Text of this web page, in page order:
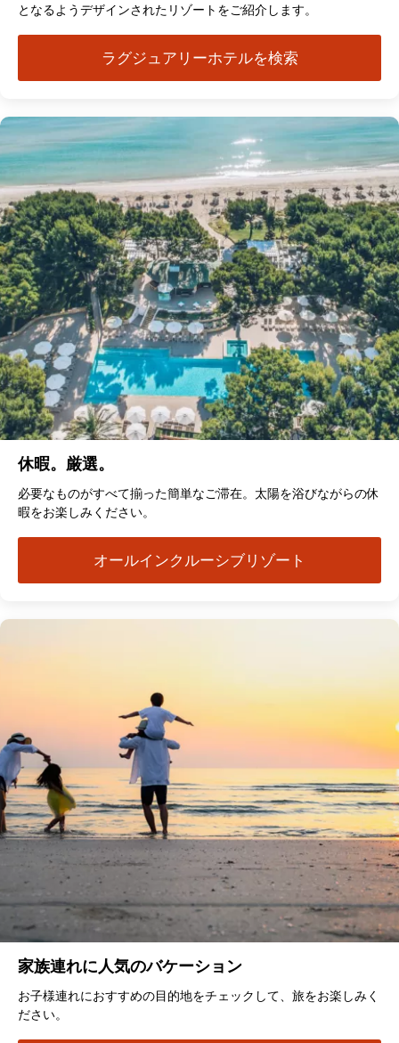
となるようデザインされたリゾートをご紹介します。
ラグジュアリーホテルを検索
休暇。厳選。
必要なものがすべて揃った簡単なご滞在。太陽を浴びながらの休
暇をお楽しみください。
オールインクルーシブリゾート
家族連れに人気のバケーション
お子様連れにおすすめの目的地をチェックして、旅をお楽しみく
ださい。